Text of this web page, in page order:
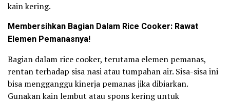
kain kering.
Membersihkan Bagian Dalam Rice Cooker: Rawat
Elemen Pemanasnya!
Bagian dalam rice cooker, terutama elemen pemanas,
rentan terhadap sisa nasi atau tumpahan air. Sisa-sisa ini
bisa mengganggu kinerja pemanas jika dibiarkan.
Gunakan kain lembut atau spons kering untuk